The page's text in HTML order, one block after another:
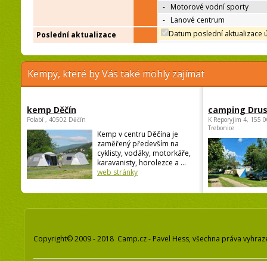
- Motorové vodní sporty
- Lanové centrum
Poslední aktualizace
Datum poslední aktualizace
Kempy, které by Vás také mohly zajímat
kemp Děčín
Polabí , 40502 Děčín
Kemp v centru Děčína je
zaměřený především na
cyklisty, vodáky, motorkáře,
karavanisty, horolezce a ...
web stránky
camping
K Reporyjim 4, 155
Trebonice
Copyright© 2009 - 2018 Camp.cz - Pavel Hess, všechna práva